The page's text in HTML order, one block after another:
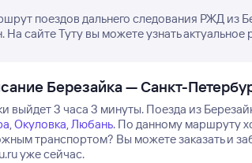
поездов дальнего следования РЖД из
На сайте Туту вы можете узнать
Березайка — Санкт-
выйдет 3 часа 3 минуты. Поезда из
,Окуловка,Любань. По данному маршруту
транспортом? Вы можете заказать и
уже сейчас.